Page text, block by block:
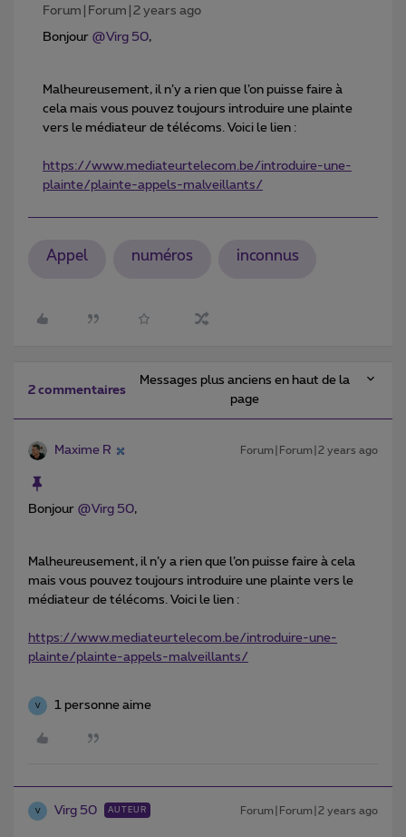
Forum|Forum|2 years ago
Bonjour @Virg 50,
Malheureusement, il n’y a rien que l’on puisse faire à
cela mais vous pouvez toujours introduire une plainte
vers le médiateur de télécoms. Voici le lien :
https://www.mediateurtelecom.be/introduire-une-
plainte/plainte-appels-malveillants/
Appel numéros inconnus
2 commentaires
Messages plus anciens en haut de la
page
Maxime R Forum|Forum|2 years ago
Bonjour @Virg 50,
Malheureusement, il n’y a rien que l’on puisse faire à cela
mais vous pouvez toujours introduire une plainte vers le
médiateur de télécoms. Voici le lien :
https://www.mediateurtelecom.be/introduire-une-
plainte/plainte-appels-malveillants/
V 1 personne aime
V Virg 50 AUTEUR Forum|Forum|2 years ago